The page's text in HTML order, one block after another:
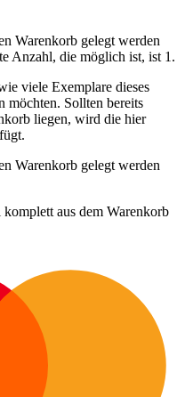
Warenkorb gelegt werden
Anzahl, die möglich ist, ist 1.
viele Exemplare dieses
möchten. Sollten bereits
liegen, wird die hier
Warenkorb gelegt werden
aus dem Warenkorb